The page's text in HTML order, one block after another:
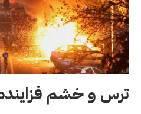
ترس و خشم فزاینده